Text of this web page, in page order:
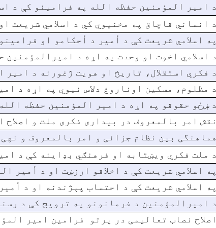
د امیر المؤمنین حفظه الله په فرامینو کې د
د انساني قاچاق په مخنيوي کي د اسلامي شريعت
په اسلامي شریعت کې د أمیر د أحکامو او
د اسلامي اخوت او وحدت په اړه د امیرالمؤمنین
د فکري استقلال، تاریخ او هویت ژغورنه د
د مظلوم، مسکین اوناروغ دلاس نیوي په اړه د
د ښځو حقوقو په اړه د امیر المؤمنین حفظه
نقش امر بالمعروف در بیداری فکری ملت و اصلاح
هماهنگی بین نظام جزائی و امر بالمعروف و
د ملت فکري ويښتابه او فرهنګي بډاینه کې د
په اسلامي شریعت کې د اخلاقو ارزښت او د أمیر
په اسلامي شریعت کې د احتساب پېژندنه او د
د امیرالمؤمنین د فرمانونو په ترویج کې د
اصلاح نصاب تعالیمی در پرتو فرامین امیر